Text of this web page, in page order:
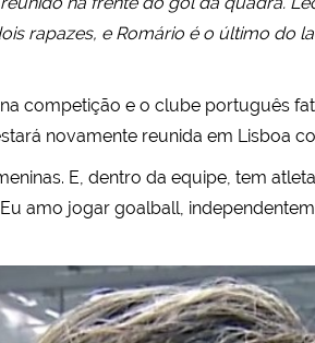
rapazes, e Romário é o último do
competição e o clube português
novamente reunida em Lisboa
E, dentro da equipe, tem
amo jogar goalball,